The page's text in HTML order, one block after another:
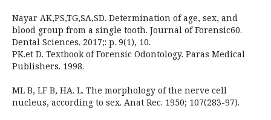
Nayar AK,PS,TG,SA,SD. Determination of age, sex, and
blood group from a single tooth. Journal of Forensic60.
Dental Sciences. 2017;: p. 9(1), 10.
PK.et D. Textbook of Forensic Odontology. Paras Medical
Publishers. 1998.
ML B, LF B, HA. L. The morphology of the nerve cell
nucleus, according to sex. Anat Rec. 1950; 107(283-97).